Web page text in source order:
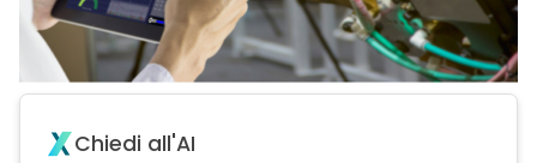
Chiedi all'AI